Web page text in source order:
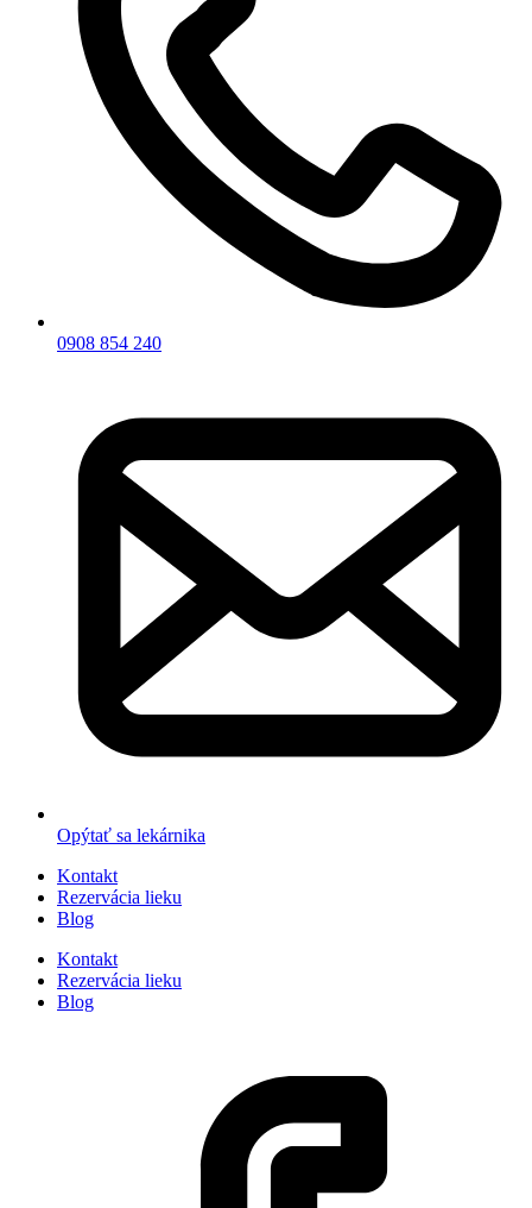
0908 854 240
Opýtať sa lekárnika
Kontakt
Rezervácia lieku
Blog
Kontakt
Rezervácia lieku
Blog